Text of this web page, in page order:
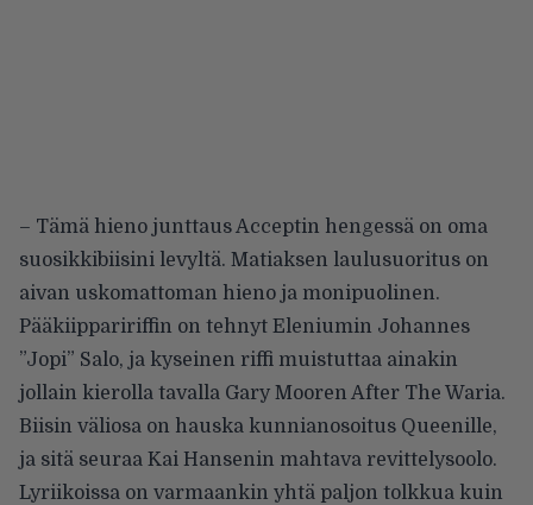
– Tämä hieno junttaus Acceptin hengessä on oma
suosikkibiisini levyltä. Matiaksen laulusuoritus on
aivan uskomattoman hieno ja monipuolinen.
Pääkiippaririffin on tehnyt Eleniumin Johannes
”Jopi” Salo, ja kyseinen riffi muistuttaa ainakin
jollain kierolla tavalla Gary Mooren After The Waria.
Biisin väliosa on hauska kunnianosoitus Queenille,
ja sitä seuraa Kai Hansenin mahtava revittelysoolo.
Lyriikoissa on varmaankin yhtä paljon tolkkua kuin